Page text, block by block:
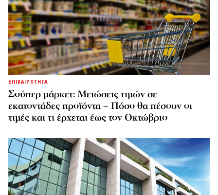
ΕΠΙΚΑΙΡΟΤΗΤΑ
Σούπερ μάρκετ: Μειώσεις τιμών σε
εκατοντάδες προϊόντα – Πόσο θα πέσουν οι
τιμές και τι έρχεται έως τον Οκτώβριο